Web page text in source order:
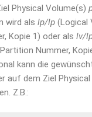
Physical Volume(s)
wird als lp/lp (Logical
Kopie 1) oder als lv/
Nummer,
kann die
auf dem Ziel
Z.B.: